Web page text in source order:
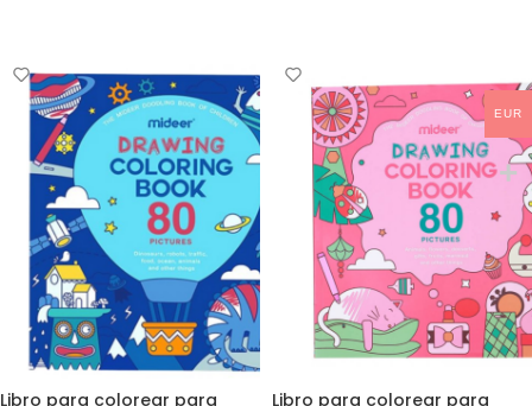
Libro para colorear para
Libro para colorear para
EUR